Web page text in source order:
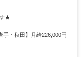
す★
手・秋田】月給226,000円